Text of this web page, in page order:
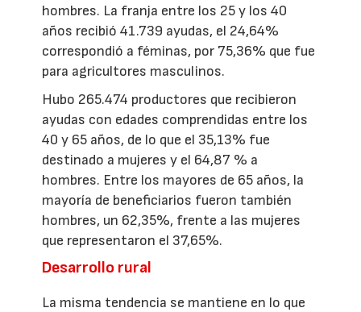
hombres. La franja entre los 25 y los 40
años recibió 41.739 ayudas, el 24,64%
correspondió a féminas, por 75,36% que fue
para agricultores masculinos.
Hubo 265.474 productores que recibieron
ayudas con edades comprendidas entre los
40 y 65 años, de lo que el 35,13% fue
destinado a mujeres y el 64,87 % a
hombres. Entre los mayores de 65 años, la
mayoría de beneficiarios fueron también
hombres, un 62,35%, frente a las mujeres
que representaron el 37,65%.
Desarrollo rural
La misma tendencia se mantiene en lo que